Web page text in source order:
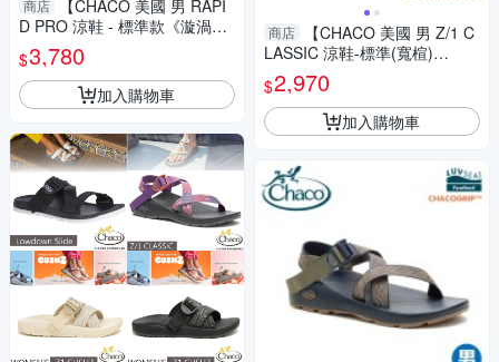
商店
【CHACO 美國 男 RAPI
D PRO 涼鞋 - 標準款《漩渦墨
石》】CH-RPM01HM21/水中
行走/多地形/水陸/防滑
$3,780
加入購物車
商店
【CHACO 美國 男 Z/1 C
LASSIC 涼鞋-標準(寬楦)
《黑》】CH-ZCM01H506/旅
遊/健行/攀岩/急流泛舟
$2,970
加入購物車